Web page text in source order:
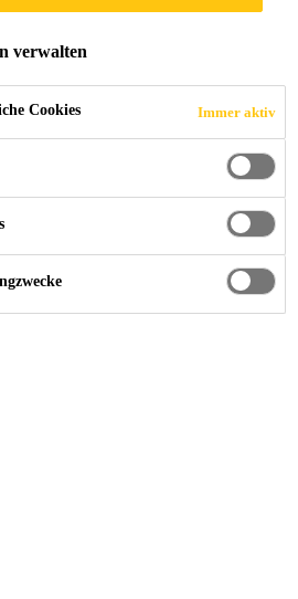
Green FangCaoDi
verwalten
Cookies Immer aktiv